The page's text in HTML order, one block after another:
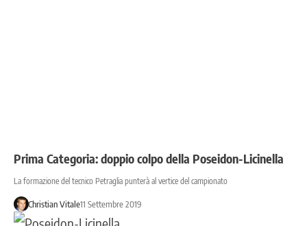
Prima Categoria: doppio colpo della Poseidon-Licinella
La formazione del tecnico Petraglia punterà al vertice del campionato
Christian Vitale11 Settembre 2019